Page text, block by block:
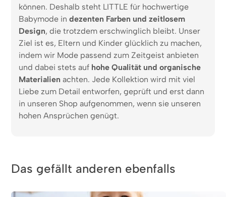
können. Deshalb steht LITTLE für hochwertige
Babymode in dezenten Farben und zeitlosem
Design, die trotzdem erschwinglich bleibt. Unser
Ziel ist es, Eltern und Kinder glücklich zu machen,
indem wir Mode passend zum Zeitgeist anbieten
und dabei stets auf hohe Qualität und organische
Materialien achten. Jede Kollektion wird mit viel
Liebe zum Detail entworfen, geprüft und erst dann
in unseren Shop aufgenommen, wenn sie unseren
hohen Ansprüchen genügt.
Das gefällt anderen ebenfalls